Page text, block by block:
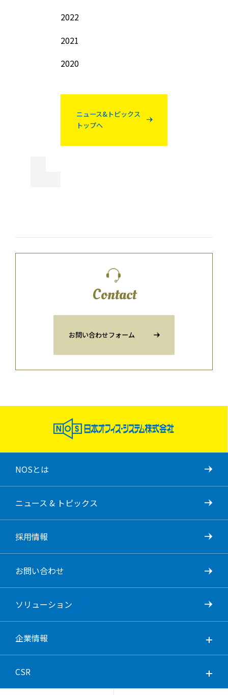
2022
2021
2020
ニュース&トピックス
トップへ
Contact
お問い合わせフォーム
NOSとは
ニュース & トピックス
採用情報
お問い合わせ
ソリューション
企業情報
CSR